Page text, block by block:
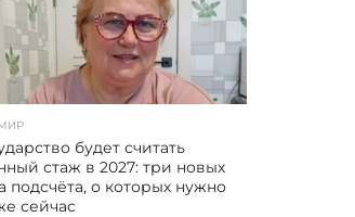
будет считать
стаж в 2027: три новых
подсчёта, о которых нужно
сейчас